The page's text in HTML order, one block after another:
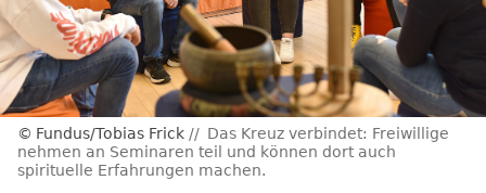
Fundus/Tobias Frick
Das Kreuz verbindet: Freiwillige
nehmen an Seminaren teil und können dort auch
spirituelle Erfahrungen machen.